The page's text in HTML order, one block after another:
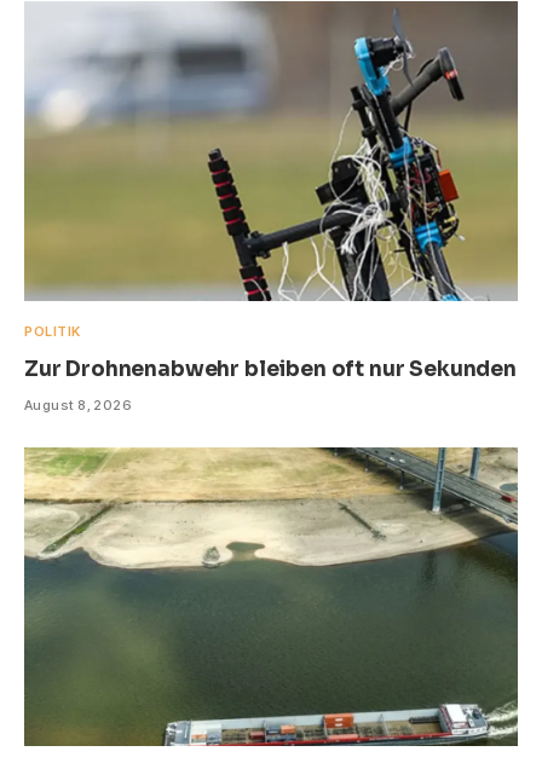
POLITIK
Zur Drohnenabwehr bleiben oft nur Sekunden
August 8, 2026